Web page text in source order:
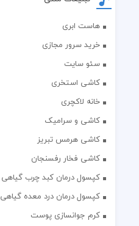
هاست ابری
خرید سرور مجازی
سئو سایت
کاشی استخری
خانه لاکچری
کاشی و سرامیک
کاشی هرمس تبریز
کاشی فخار رفسنجان
کپسول درمان کبد چرب گیاهی
کپسول درمان درد معده گیاهی
کرم جوانسازی پوست